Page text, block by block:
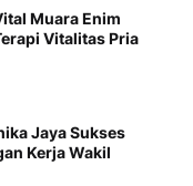
Muara Enim
Vitalitas Pria
Jaya Sukses
Kerja Wakil